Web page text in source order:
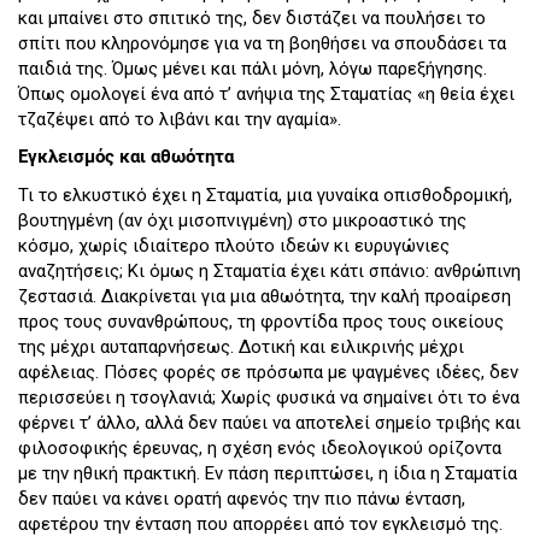
και μπαίνει στο σπιτικό της, δεν διστάζει να πουλήσει το
σπίτι που κληρονόμησε για να τη βοηθήσει να σπουδάσει τα
παιδιά της. Όμως μένει και πάλι μόνη, λόγω παρεξήγησης.
Όπως ομολογεί ένα από τ’ ανήψια της Σταματίας «η θεία έχει
τζαζέψει από το λιβάνι και την αγαμία».
Εγκλεισμός και αθωότητα
Τι το ελκυστικό έχει η Σταματία, μια γυναίκα οπισθοδρομική,
βουτηγμένη (αν όχι μισοπνιγμένη) στο μικροαστικό της
κόσμο, χωρίς ιδιαίτερο πλούτο ιδεών κι ευρυγώνιες
αναζητήσεις; Κι όμως η Σταματία έχει κάτι σπάνιο: ανθρώπινη
ζεστασιά. Διακρίνεται για μια αθωότητα, την καλή προαίρεση
προς τους συνανθρώπους, τη φροντίδα προς τους οικείους
της μέχρι αυταπαρνήσεως. Δοτική και ειλικρινής μέχρι
αφέλειας. Πόσες φορές σε πρόσωπα με ψαγμένες ιδέες, δεν
περισσεύει η τσογλανιά; Χωρίς φυσικά να σημαίνει ότι το ένα
φέρνει τ’ άλλο, αλλά δεν παύει να αποτελεί σημείο τριβής και
φιλοσοφικής έρευνας, η σχέση ενός ιδεολογικού ορίζοντα
με την ηθική πρακτική. Εν πάση περιπτώσει, η ίδια η Σταματία
δεν παύει να κάνει ορατή αφενός την πιο πάνω ένταση,
αφετέρου την ένταση που απορρέει από τον εγκλεισμό της.